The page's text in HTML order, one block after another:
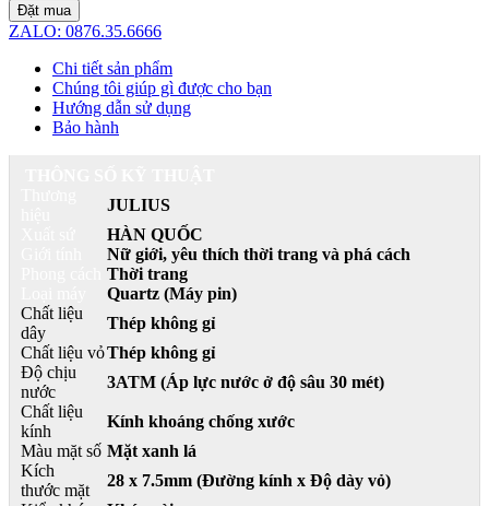
Đặt mua
ZALO: 0876.35.6666
Chi tiết sản phẩm
Chúng tôi giúp gì được cho bạn
Hướng dẫn sử dụng
Bảo hành
JULIUS
HÀN QUỐC
Nữ giới, yêu thích thời trang và phá cách
Thời trang
Quartz (Máy pin)
Chất liệu
dây
Thép không gỉ
Chất liệu vỏThép không gỉ
Độ chịu
nước
3ATM (Áp lực nước ở độ sâu 30 mét)
Chất liệu
kính
Kính khoáng chống xước
Màu mặt số Mặt xanh lá
Kích
thước mặt
28 x 7.5mm (Đường kính x Độ dày vỏ)